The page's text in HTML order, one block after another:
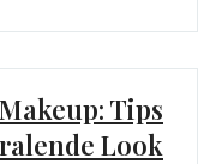
Tips
Look